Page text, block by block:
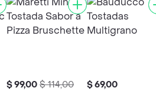
$ 99,00 $ 114,00 $ 69,00